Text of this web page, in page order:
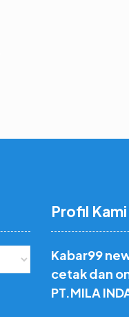
Profil Kami
Kabar99
cetak dan
PT.MILA